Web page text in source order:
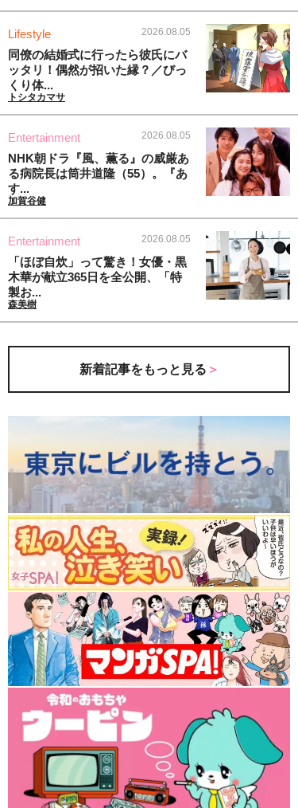
Lifestyle 2026.08.05
同僚の結婚式に行ったら彼氏にバ
ッタリ！偶然が招いた縁？／びっ
くり体...
トシタカマサ
Entertainment 2026.08.05
NHK朝ドラ『風、薫る』の威厳あ
る病院長は筒井道隆（55）。『あ
す...
加賀谷健
Entertainment 2026.08.05
「ほぼ自炊」って驚き！女優・黒
木華が献立365日を全公開、「特
製お...
森美樹
新着記事をもっと見る